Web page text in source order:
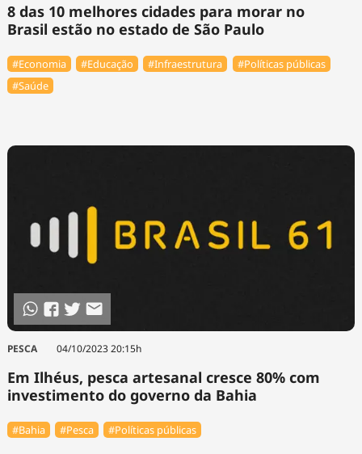
8 das 10 melhores cidades para morar no
Brasil estão no estado de São Paulo
#Economia #Educação #Infraestrutura
#Políticas públicas
#Saúde
PESCA 04/10/2023 20:15h
Em Ilhéus, pesca artesanal cresce 80% com
investimento do governo da Bahia
#Bahia #Pesca #Políticas públicas